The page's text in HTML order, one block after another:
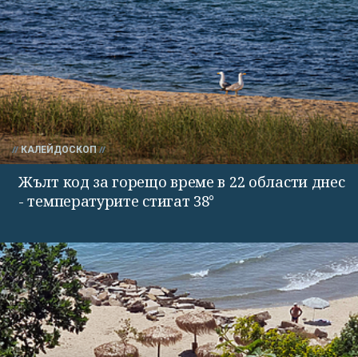
КАЛЕЙДОСКОП
Жълт код за горещо време в 22 области днес
- температурите стигат 38°